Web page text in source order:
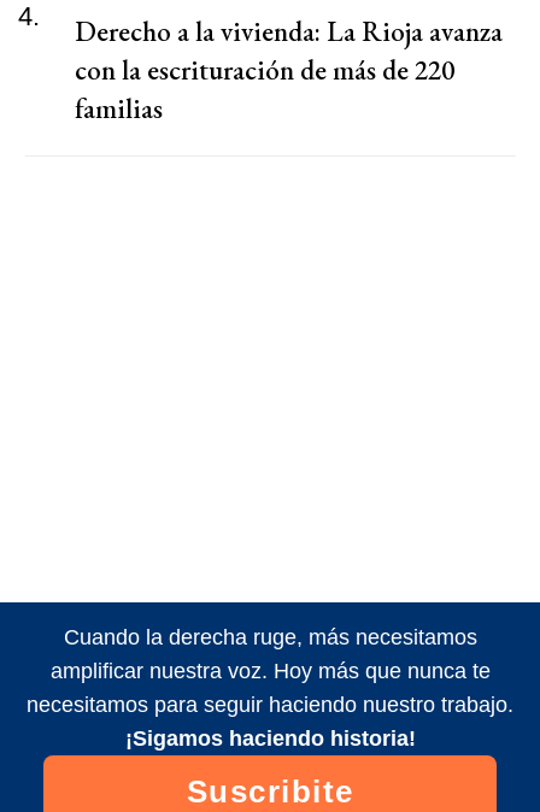
4.
Derecho a la vivienda: La Rioja avanza
con la escrituración de más de 220
familias
Cuando la derecha ruge, más necesitamos
amplificar nuestra voz. Hoy más que nunca te
necesitamos para seguir haciendo nuestro trabajo.
¡Sigamos haciendo historia!
Suscribite